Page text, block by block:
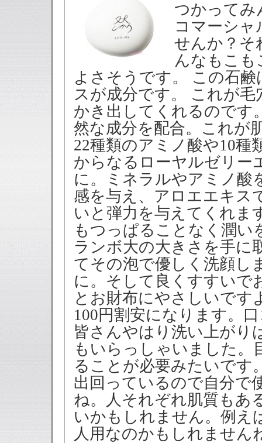
つかってみ
コマーシ
せんか？そ
んなもこも
よさそうです。 この石
スが成分です。 これが
かき出してくれるのです
然な成分を配合。これが
22種類のアミノ酸や10種
からなるローヤルゼリー
に。ミネラルやアミノ酸
感を与え、アロエエキス
いと弾力を与えてくれま
もつっぱることなく潤い
ランボ大の大きさを手に
てその泡で優しく洗顔し
に。そして良くすすいで
とお財布にやさしいです
100円割安になります。
皆さんやはり洗い上がり
もいらっしゃいました。
ることが必要みたいです
出回っているので自分で
ね。人それぞれ肌質もあ
いかもしれません。例え
人用なのかもしれません